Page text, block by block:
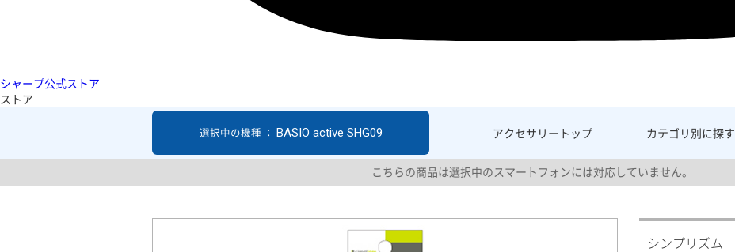
シャープ公式ストア
ストア
アクセサリー トップ カテゴリ別に探す
選択中の機種 ： BASIO active SHG09
こちらの商品は選択中のスマートフォンには対応していません。
シンプリズム